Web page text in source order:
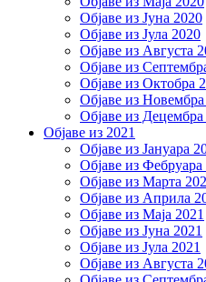
Објаве из Јуна 2020
Објаве из Јула 2020
Објаве из Августа
Објаве из
Објаве из Октобра
Објаве из
Објаве из
Објаве из 2021
Објаве из Јануара
Објаве из Фебруара
Објаве из Марта
Објаве из Априла
Објаве из Маја 2021
Објаве из Јуна 2021
Објаве из Јула 2021
Објаве из Августа